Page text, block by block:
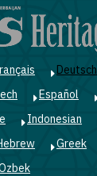
Deutsch
Español
Indonesian
Greek